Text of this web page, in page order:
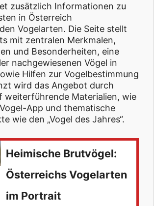
zusätzlich Informationen zu
in Österreich
Vogelarten. Die Seite stellt
mit zentralen Merkmalen,
und Besonderheiten, eine
nachgewiesenen Vögel in
Hilfen zur Vogelbestimmung
wird das Angebot durch
weiterführende Materialien, wie
App und thematische
wie den „Vogel des Jahres“.
Heimische Brutvögel:
Österreichs Vogelarten
im Portrait